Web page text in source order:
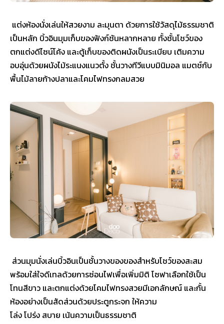
แต่งห้องนั่งเล่นให้สวยงาม ละมุนตา ด้วยการใช้วัสดุไม้ธรรมชาติ
เป็นหลัก บิ้วอินมุมเก็บของฟังก์ชันหลากหลาย ทั้งชั้นโชว์ของ
ตกแต่งดีไซน์โค้ง และตู้เก็บของติดผนังเป็นระเบียบ เติมความ
อบอุ่นด้วยผนังไม้ระแนงแนวตั้ง ชั้นวางทีวีแบบมินิมอล แมตช์กับ
พื้นไม้ลายก้างปลาและโคมไฟทรงกลมสวย
ส่วนมุมนั่งเล่นบิ้วอินเป็นชั้นวางของของสำหรับโชว์ของสะสม
พร้อมใส่ใจดีเทลด้วยการซ่อนไฟเพื่อเพิ่มมิติ โซฟาเลือกใช้เป็น
โทนสีขาว และตกแต่งด้วยโคมไฟทรงสวยมีเอกลักษณ์ และกั้น
ห้องอย่างเป็นสัดส่วนด้วยประตูกระจก ให้ความ
โล่ง โปร่ง สบาย เน้นความเป็นธรรมชาติ